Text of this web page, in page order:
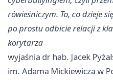
rówieśniczym. To, co dzieje
po prostu odbicie relacji z
korytarza
wyjaśnia dr hab. Jacek
im. Adama Mickiewicza w